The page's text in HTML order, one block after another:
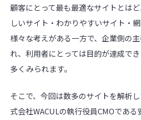
顧客にとって最も最適なサイトとは
しいサイト・わかりやすいサイト・網
様々な考えがある一方で、企業側の
れ、利用者にとっては目的が達成で
多くみられます。
そこで、今回は数多のサイトを解析
式会社WACULの執行役員CMOであ